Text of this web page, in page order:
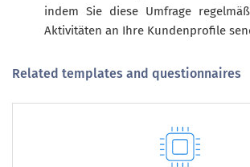
indem Sie diese Umfrage
Aktivitäten an Ihre Kundenprofile
Related templates and questionnaires